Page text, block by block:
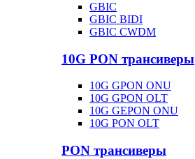
GBIC
GBIC BIDI
GBIC CWDM
10G PON трансиверы
10G GPON ONU
10G GPON OLT
10G GEPON ONU
10G PON OLT
PON трансиверы